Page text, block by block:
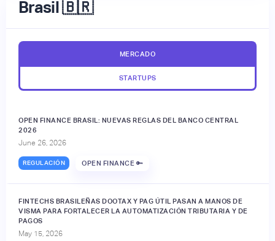
Brasil 🇧🇷
MERCADO
STARTUPS
OPEN FINANCE BRASIL: NUEVAS REGLAS DEL BANCO CENTRAL
2026
June 26, 2026
REGULACIÓN OPEN FINANCE 🔑
FINTECHS BRASILEÑAS DOOTAX Y PAG ÚTIL PASAN A MANOS DE
VISMA PARA FORTALECER LA AUTOMATIZACIÓN TRIBUTARIA Y DE
PAGOS
May 15, 2026